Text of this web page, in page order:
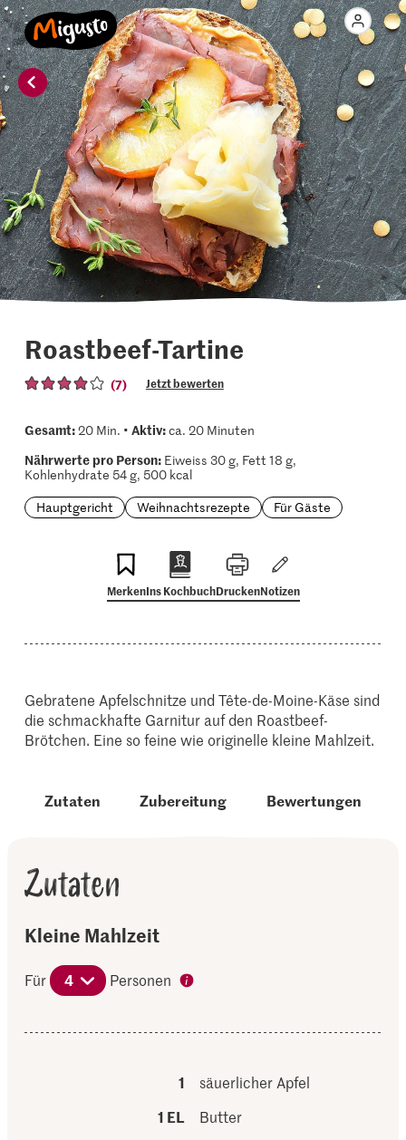
Roastbeef-Tartine
(7) Jetzt bewerten
Gesamt:20 Min. • Aktiv:ca. 20 Minuten
Nährwerte pro Person:Eiweiss 30 g, Fett 18 g,
Kohlenhydrate 54 g, 500 kcal
Hauptgericht
Weihnachtsrezepte Für Gäste
MerkenIns KochbuchDruckenNotizen
Gebratene Apfelschnitze und Tête-de-Moine-Käse sind
die schmackhafte Garnitur auf den Roastbeef-
Brötchen. Eine so feine wie originelle kleine Mahlzeit.
Zutaten Zubereitung Bewertungen
Zutaten
Kleine Mahlzeit
Für 4 Personen
1
säuerlicher Apfel
1 EL
Butter